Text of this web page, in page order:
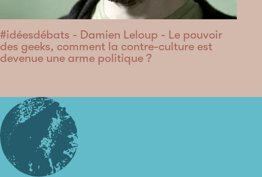
#idéesdébats - Damien Leloup - Le pouvoir
des geeks, comment la contre-culture est
devenue une arme politique ?